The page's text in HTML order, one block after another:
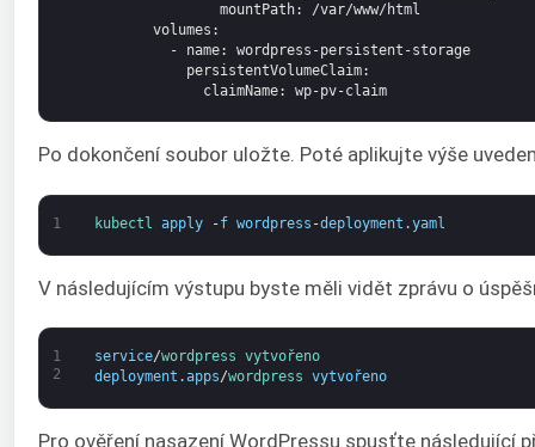
mountPath: /var/www/html
volumes :
-
name: wordpress-persistent-storage
persistentVolumeClaim:
claimName: wp-pv-claim
Po dokončení soubor uložte. Poté aplikujte výše
1 kubectl apply -f wordpress -deployment .yaml
V následujícím výstupu byste měli vidět zprávu o
1
2
service/wordpress vytvořeno
deployment .apps/wordpress vytvořeno
Pro ověření nasazení WordPressu spusťte následující